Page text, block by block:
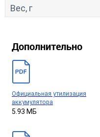
Вес, г
Дополнительно
Официальная утилизация
аккумулятора
5.93 МБ